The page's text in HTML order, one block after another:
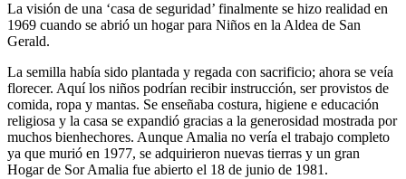
La visión de una ‘casa de seguridad’ finalmente se hizo realidad en
1969 cuando se abrió un hogar para Niños en la Aldea de San
Gerald.
La semilla había sido plantada y regada con sacrificio; ahora se veía
florecer. Aquí los niños podrían recibir instrucción, ser provistos de
comida, ropa y mantas. Se enseñaba costura, higiene e educación
religiosa y la casa se expandió gracias a la generosidad mostrada por
muchos bienhechores. Aunque Amalia no vería el trabajo completo
ya que murió en 1977, se adquirieron nuevas tierras y un gran
Hogar de Sor Amalia fue abierto el 18 de junio de 1981.